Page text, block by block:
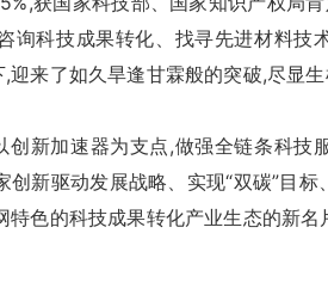
询科技成果转化、找寻先进材料技
迎来了如久旱逢甘霖般的突破,尽显
创新加速器为支点,做强全链条科技
创新驱动发展战略、实现“双碳”目
特色的科技成果转化产业生态的新名